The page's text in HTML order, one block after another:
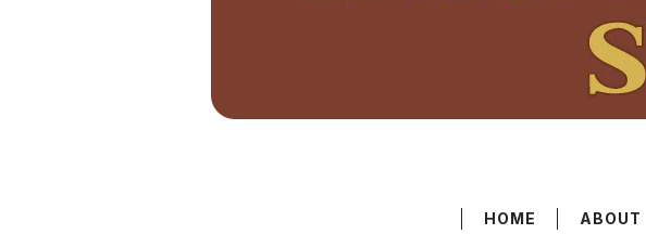
HOME ABOUT